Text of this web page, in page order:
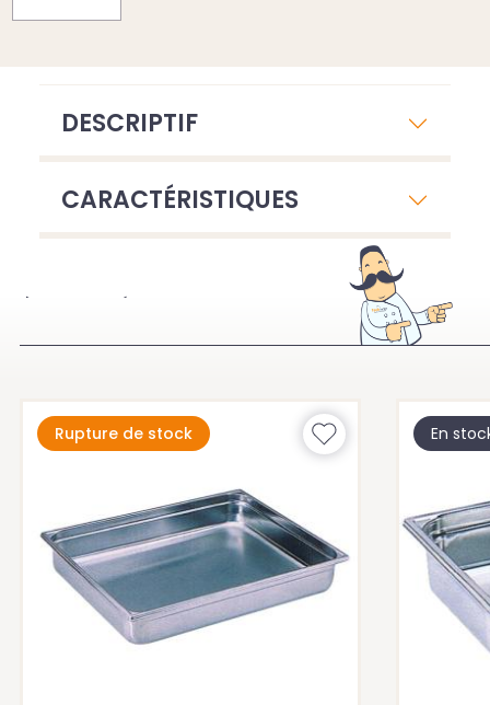
DESCRIPTIF
CARACTÉRISTIQUES
Rupture de stock En